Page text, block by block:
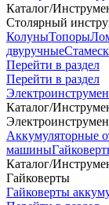
Каталог/
Столярный
КолуныТопоры
двуручные
Перейти в раздел
Перейти в раздел
Каталог/
Аккумуляторные
машины
Каталог/
Гайковерты
Гайковерты